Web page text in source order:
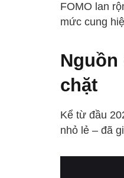
FOMO lan
mức cung
chặt
Kể từ đầu
nhỏ lẻ – đã